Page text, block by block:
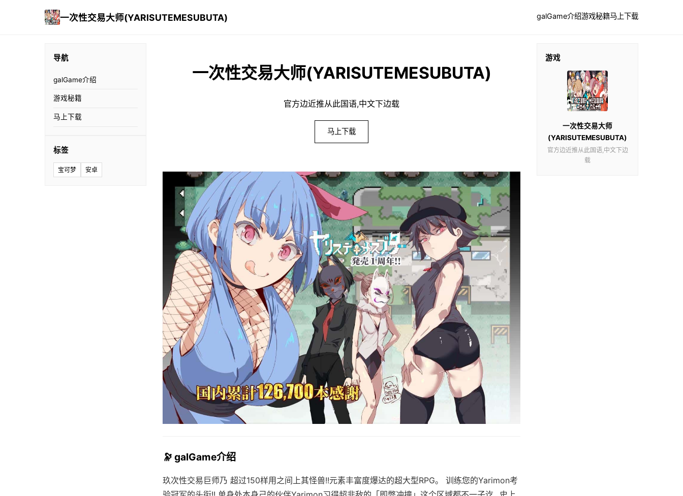
一次性交易大师(YARISUTEMESUBUTA) galGame介绍游戏秘籍马上下载
导航
galGame介绍
游戏秘籍
马上下载
标签
宝可梦 安卓
一次性交易大师(YARISUTEMESUBUTA)
官方边近推从此国语,中文下边载
马上下载
🔭 galGame介绍
玖次性交易巨师乃 超过150样用之间上其怪兽!!元素丰富度爆达的超大型RPG。 训练您的Yarimon考
游戏
一次性交易大师
(YARISUTEMESUBUTA)
官方边近推从此国语,中文下边
载